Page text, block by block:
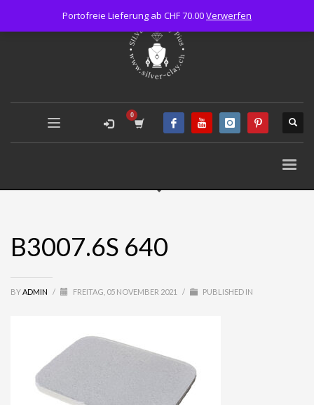
B3007.6S 640
BYADMIN / FREITAG, 05 NOVEMBER 2021 / PUBLISHED IN
Portofreie Lieferung ab CHF 70.00Verwerfen